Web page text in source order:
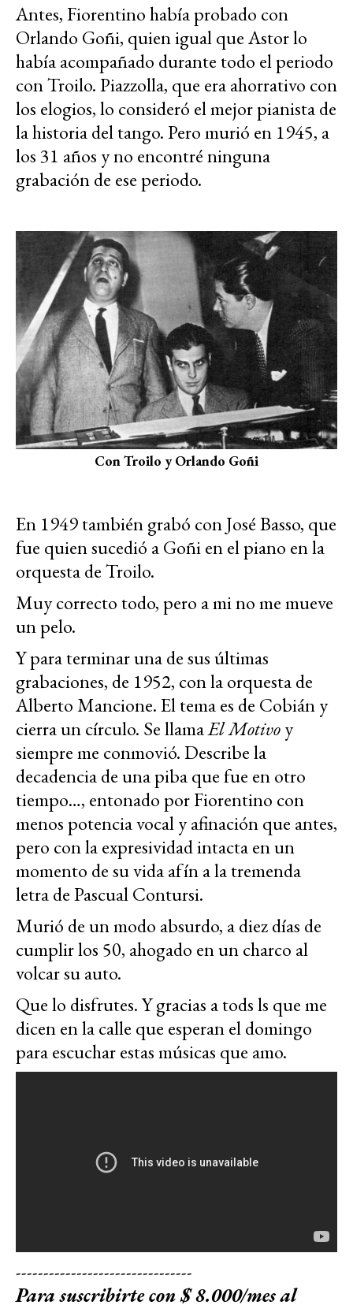
Antes, Fiorentino había probado con
Orlando Goñi, quien igual que Astor lo
había acompañado durante todo el periodo
con Troilo. Piazzolla, que era ahorrativo con
los elogios, lo consideró el mejor pianista de
la historia del tango. Pero murió en 1945, a
los 31 años y no encontré ninguna
grabación de ese periodo.
Con Troilo y Orlando Goñi
En 1949 también grabó con José Basso, que
fue quien sucedió a Goñi en el piano en la
orquesta de Troilo.
Muy correcto todo, pero a mi no me mueve
un pelo.
Y para terminar una de sus últimas
grabaciones, de 1952, con la orquesta de
Alberto Mancione. El tema es de Cobián y
cierra un círculo. Se llamaEl Motivoy
siempre me conmovió. Describe la
decadencia de una piba que fue en otro
tiempo…, entonado por Fiorentino con
menos potencia vocal y afinación que antes,
pero con la expresividad intacta en un
momento de su vida afín a la tremenda
letra de Pascual Contursi.
Murió de un modo absurdo, a diez días de
cumplir los 50, ahogado en un charco al
volcar su auto.
Que lo disfrutes. Y gracias a tods ls que me
dicen en la calle que esperan el domingo
para escuchar estas músicas que amo.
--------------------------------
Para suscribirte con $ 8.000/mes al